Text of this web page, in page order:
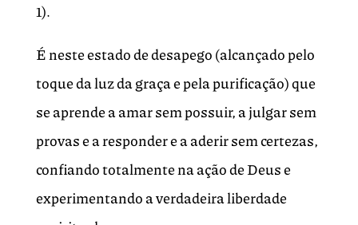
1).
É neste estado de desapego (alcançado pelo
toque da luz da graça e pela purificação) que
se aprende a amar sem possuir, a julgar sem
provas e a responder e a aderir sem certezas,
confiando totalmente na ação de Deus e
experimentando a verdadeira liberdade